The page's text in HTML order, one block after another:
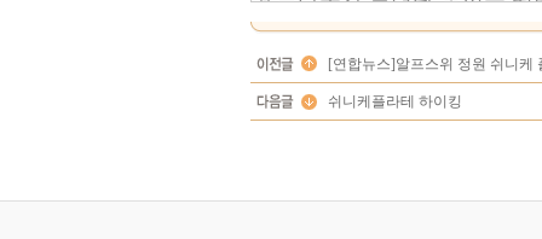
[연합뉴스]알프스위 정원 쉬니케
쉬니케플라테 하이킹